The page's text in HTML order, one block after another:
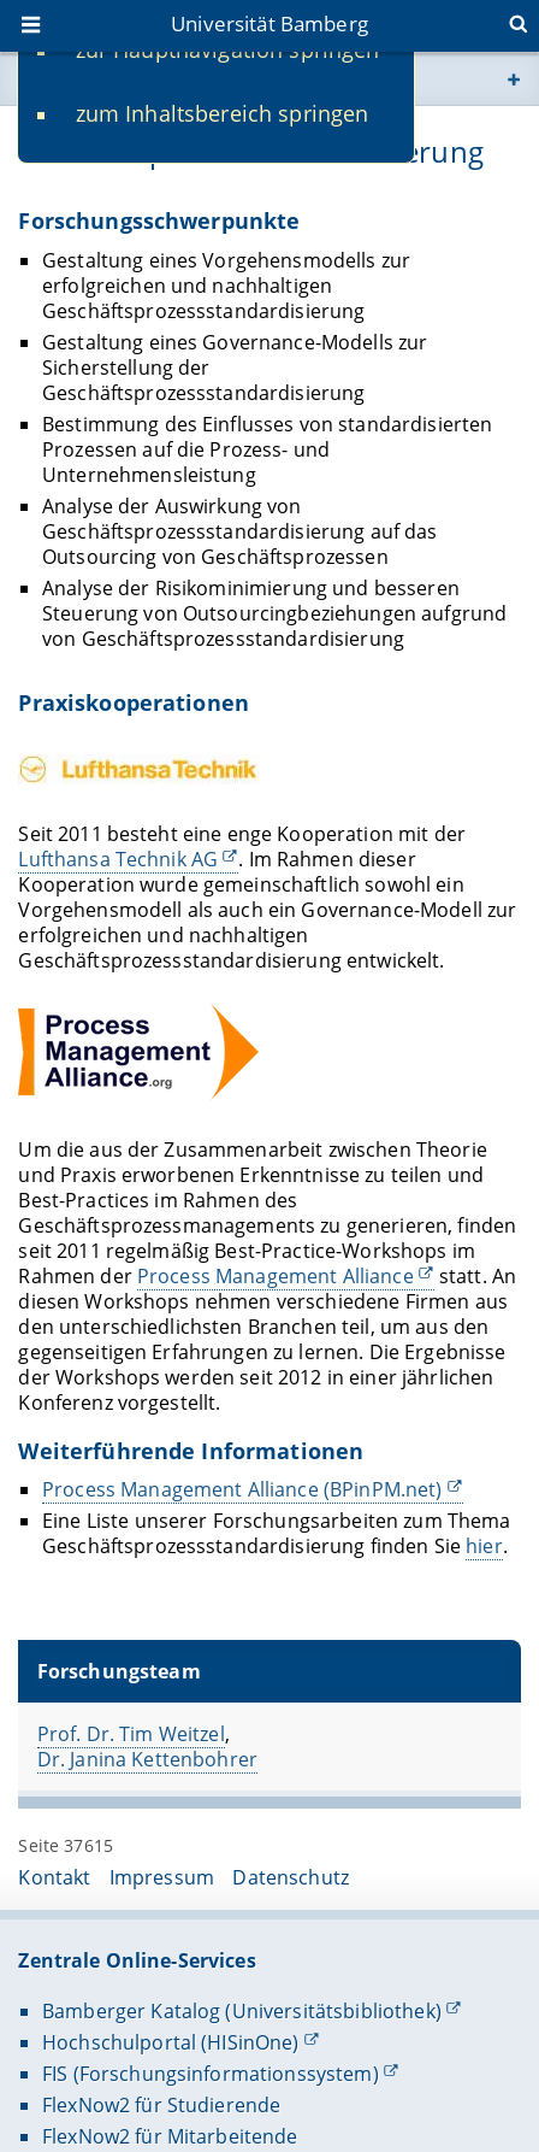
zur Hauptnavigation springen
zum Inhaltsbereich springen
Universität Bamberg
www.uni-bamberg.de
fis.uni-bamberg.de
Geschäftsprozessstandardisierung
Forschungsschwerpunkte
Gestaltung eines Vorgehensmodells zur
erfolgreichen und nachhaltigen
Geschäftsprozessstandardisierung
Gestaltung eines Governance-Modells zur
Sicherstellung der
Geschäftsprozessstandardisierung
Bestimmung des Einflusses von standardisierten
Prozessen auf die Prozess- und
Unternehmensleistung
Analyse der Auswirkung von
Geschäftsprozessstandardisierung auf das
Outsourcing von Geschäftsprozessen
Analyse der Risikominimierung und besseren
Steuerung von Outsourcingbeziehungen aufgrund
von Geschäftsprozessstandardisierung
Praxiskooperationen
Seit 2011 besteht eine enge Kooperation mit der
Lufthansa Technik AG
. Im Rahmen dieser
Kooperation wurde gemeinschaftlich sowohl ein
Vorgehensmodell als auch ein Governance-Modell zur
erfolgreichen und nachhaltigen
Geschäftsprozessstandardisierung entwickelt.
Um die aus der Zusammenarbeit zwischen Theorie
und Praxis erworbenen Erkenntnisse zu teilen und
Best-Practices im Rahmen des
Geschäftsprozessmanagements zu generieren, finden
seit 2011 regelmäßig Best-Practice-Workshops im
Rahmen der Process Management Alliance
statt. An
diesen Workshops nehmen verschiedene Firmen aus
den unterschiedlichsten Branchen teil, um aus den
gegenseitigen Erfahrungen zu lernen. Die Ergebnisse
der Workshops werden seit 2012 in einer jährlichen
Konferenz vorgestellt.
Weiterführende Informationen
Process Management Alliance (BPinPM.net)
Eine Liste unserer Forschungsarbeiten zum Thema
Geschäftsprozessstandardisierung finden Sie hier.
Forschungsteam
Prof. Dr. Tim Weitzel,
Dr. Janina Kettenbohrer
Seite 37615
Kontakt Impressum Datenschutz
Zentrale Online-Services
Bamberger Katalog (Universitätsbibliothek)
Hochschulportal (HISinOne)
FIS (Forschungsinformationssystem)
FlexNow2 für Studierende
FlexNow2 für Mitarbeitende